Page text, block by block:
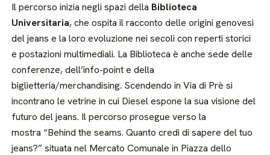
Il percorso inizia negli spazi della Biblioteca
Universitaria, che ospita il racconto delle origini genovesi
del jeans e la loro evoluzione nei secoli con reperti storici
e postazioni multimediali. La Biblioteca è anche sede delle
conferenze, dell’info-point e della
biglietteria/merchandising. Scendendo in Via di Prè si
incontrano le vetrine in cui Diesel espone la sua visione del
futuro del jeans. Il percorso prosegue verso la
mostra “Behind the seams. Quanto credi di sapere del tuo
jeans?” situata nel Mercato Comunale in Piazza dello